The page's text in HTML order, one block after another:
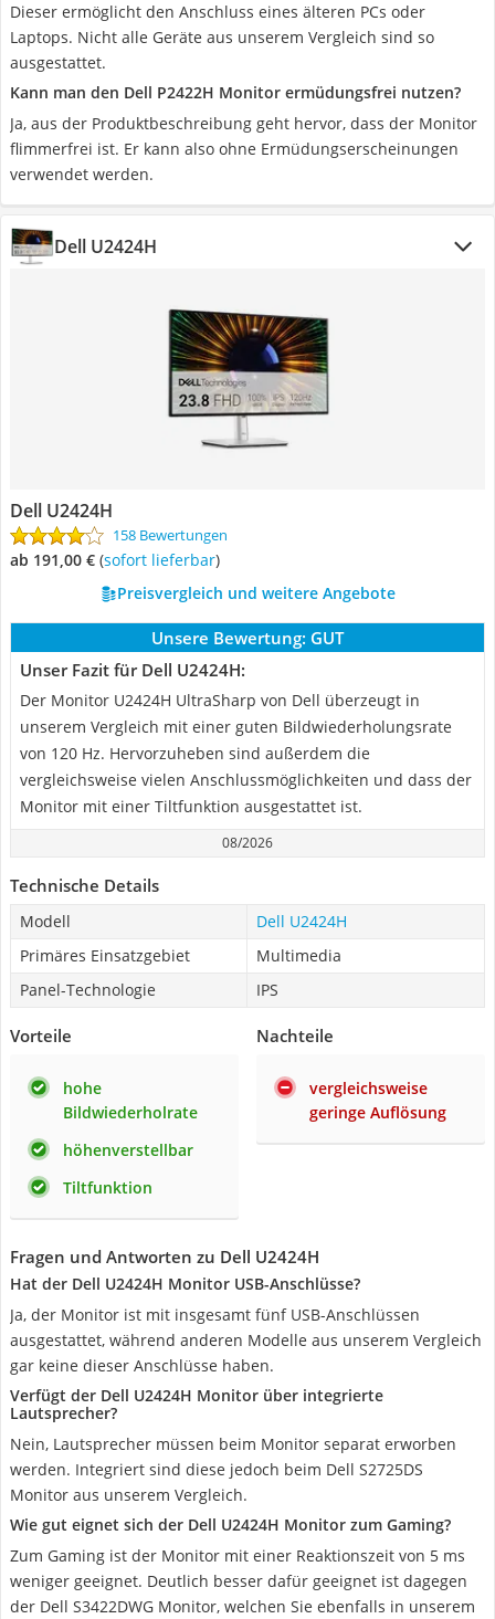
Dieser ermöglicht den Anschluss eines älteren PCs oder
Laptops. Nicht alle Geräte aus unserem Vergleich sind so
ausgestattet.
Kann man den Dell P2422H Monitor ermüdungsfrei nutzen?
Ja, aus der Produktbeschreibung geht hervor, dass der Monitor
flimmerfrei ist. Er kann also ohne Ermüdungserscheinungen
verwendet werden.
Dell U2424H
Dell U2424H
158 Bewertungen
ab 191,00 € ( Sofort lieferbar)
Preisvergleich und weitere Angebote
Unsere Bewertung: GUT
Unser Fazit für Dell U2424H:
Der Monitor U2424H UltraSharp von Dell überzeugt in
unserem Vergleich mit einer guten Bildwiederholungsrate
von 120 Hz. Hervorzuheben sind außerdem die
vergleichsweise vielen Anschlussmöglichkeiten und dass der
Monitor mit einer Tiltfunktion ausgestattet ist.
08/2026
Technische Details
Modell
Dell U2424H
Primäres Einsatzgebiet
Multimedia
Panel-Technologie
IPS
Vorteile
hohe
Bildwiederholrate
höhenverstellbar
Tiltfunktion
Nachteile
vergleichsweise
geringe Auflösung
Fragen und Antworten zu Dell U2424H
Hat der Dell U2424H Monitor USB-Anschlüsse?
Ja, der Monitor ist mit insgesamt fünf USB-Anschlüssen
ausgestattet, während anderen Modelle aus unserem Vergleich
gar keine dieser Anschlüsse haben.
Verfügt der Dell U2424H Monitor über integrierte
Lautsprecher?
Nein, Lautsprecher müssen beim Monitor separat erworben
werden. Integriert sind diese jedoch beim Dell S2725DS
Monitor aus unserem Vergleich.
Wie gut eignet sich der Dell U2424H Monitor zum Gaming?
Zum Gaming ist der Monitor mit einer Reaktionszeit von 5 ms
weniger geeignet. Deutlich besser dafür geeignet ist dagegen
der Dell S3422DWG Monitor, welchen Sie ebenfalls in unserem